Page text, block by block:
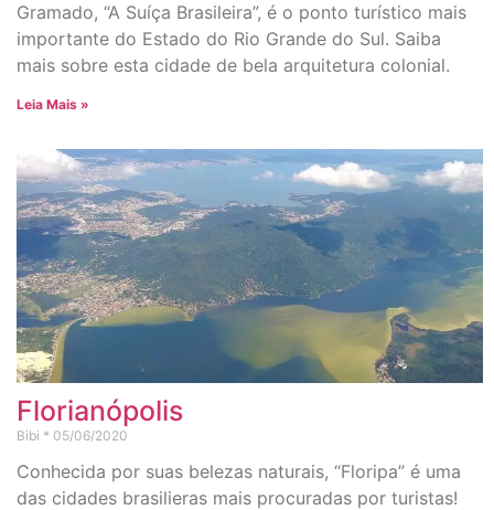
Gramado, “A Suíça Brasileira”, é o ponto turístico mais
importante do Estado do Rio Grande do Sul. Saiba
mais sobre esta cidade de bela arquitetura colonial.
Leia Mais »
Florianópolis
Bibi 05/06/2020
Conhecida por suas belezas naturais, “Floripa” é uma
das cidades brasilieras mais procuradas por turistas!